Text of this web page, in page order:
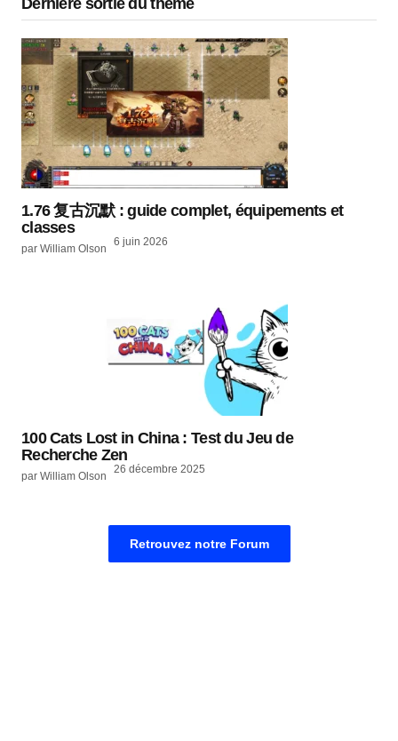
1.76 复古沉默 : guide complet, équipements et
classes
par William Olson
6 juin 2026
100 Cats Lost in China : Test du Jeu de
Recherche Zen
par William Olson
26 décembre 2025
Retrouvez notre Forum